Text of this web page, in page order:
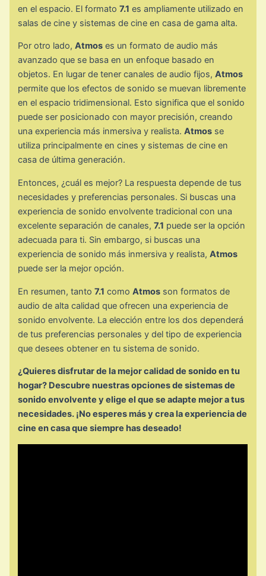
en el espacio. El formato7.1 es ampliamente utilizado en
salas de cine y sistemas de cine en casa de gama alta.
Por otro lado,Atmos es un formato de audio más
avanzado que se basa en un enfoque basado en
objetos. En lugar de tener canales de audio fijos,Atmos
permite que los efectos de sonido se muevan libremente
en el espacio tridimensional. Esto significa que el sonido
puede ser posicionado con mayor precisión, creando
una experiencia más inmersiva y realista.Atmos se
utiliza principalmente en cines y sistemas de cine en
casa de última generación.
Entonces, ¿cuál es mejor? La respuesta depende de tus
necesidades y preferencias personales. Si buscas una
experiencia de sonido envolvente tradicional con una
excelente separación de canales,7.1 puede ser la opción
adecuada para ti. Sin embargo, si buscas una
experiencia de sonido más inmersiva y realista,Atmos
puede ser la mejor opción.
En resumen, tanto7.1 comoAtmos son formatos de
audio de alta calidad que ofrecen una experiencia de
sonido envolvente. La elección entre los dos dependerá
de tus preferencias personales y del tipo de experiencia
que desees obtener en tu sistema de sonido.
¿Quieres disfrutar de la mejor calidad de sonido en tu
hogar? Descubre nuestras opciones de sistemas de
sonido envolvente y elige el que se adapte mejor a tus
necesidades. ¡No esperes más y crea la experiencia de
cine en casa que siempre has deseado!